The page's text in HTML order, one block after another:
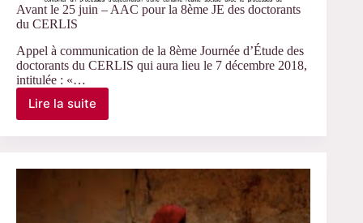
Avant le 25 juin – AAC pour la 8ème JE des doctorants
du CERLIS
Appel à communication de la 8ème Journée d’Étude des
doctorants du CERLIS qui aura lieu le 7 décembre 2018,
intitulée : «…
Lire la suite
Avant
–
AAC